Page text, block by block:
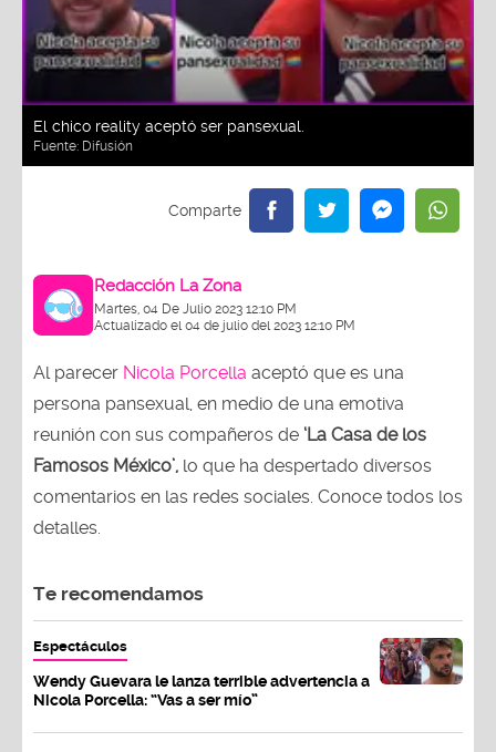
El chico reality aceptó ser pansexual.
Fuente: Difusión
Redacción La Zona
Martes, 04 De Julio 2023 12:10 PM
Actualizado el 04 de julio del 2023 12:10 PM
Al parecer Nicola Porcella aceptó que es una
persona pansexual, en medio de una emotiva
reunión con sus compañeros de ‘La Casa de los
Famosos México’, lo que ha despertado diversos
comentarios en las redes sociales. Conoce todos los
detalles.
Te recomendamos
Espectáculos
Wendy Guevara le lanza terrible advertencia a
Nicola Porcella: “Vas a ser mío”